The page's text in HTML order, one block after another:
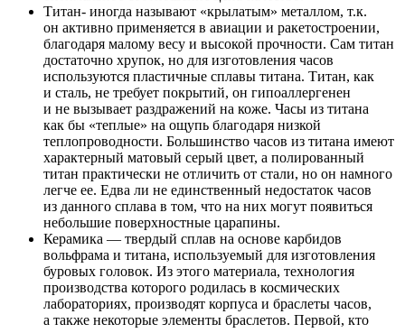
Титан- иногда называют «крылатым» металлом, т.к.
он активно применяется в авиации и ракетостроении,
благодаря малому весу и высокой прочности. Сам титан
достаточно хрупок, но для изготовления часов
используются пластичные сплавы титана. Титан, как
и сталь, не требует покрытий, он гипоаллергенен
и не вызывает раздражений на коже. Часы из титана
как бы «теплые» на ощупь благодаря низкой
теплопроводности. Большинство часов из титана имеют
характерный матовый серый цвет, а полированный
титан практически не отличить от стали, но он намного
легче ее. Едва ли не единственный недостаток часов
из данного сплава в том, что на них могут появиться
небольшие поверхностные царапины.
Керамика — твердый сплав на основе карбидов
вольфрама и титана, используемый для изготовления
буровых головок. Из этого материала, технология
производства которого родилась в космических
лабораториях, производят корпуса и браслеты часов,
а также некоторые элементы браслетов. Первой, кто